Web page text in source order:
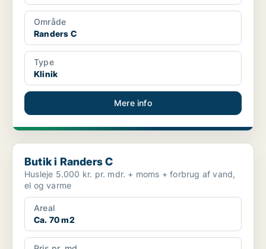
Område
Randers C
Type
Klinik
Mere info
Butik i Randers C
Butik i Randers C
Husleje 5.000 kr. pr. mdr. + moms + forbrug af vand,
el og varme
Areal
Ca. 70 m2